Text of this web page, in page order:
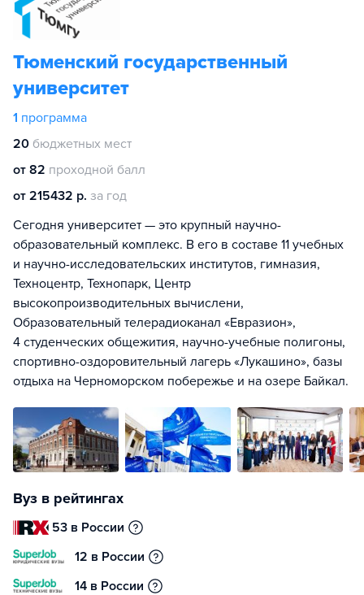
Тюменский государственный
университет
1 программа
20 бюджетных мест
от 82 проходной балл
от 215432 р. за год
Сегодня университет — это крупный научно-
образовательный комплекс. В его в составе 11 учебных
и научно-исследовательских институтов, гимназия,
Техноцентр, Технопарк, Центр
высокопроизводительных вычислени,
Образовательный телерадиоканал «Евразион»,
4 студенческих общежития, научно-учебные полигоны,
спортивно-оздоровительный лагерь «Лукашино», базы
отдыха на Черноморском побережье и на озере Байкал.
Вуз в рейтингах
53 в России
12 в России
14 в России